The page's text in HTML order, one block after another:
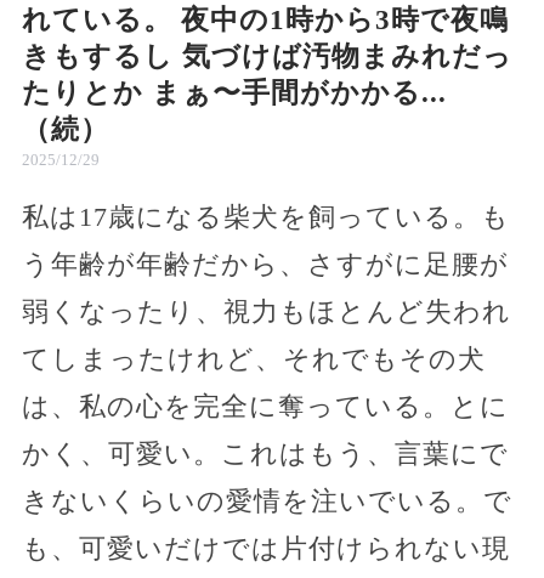
れている。 夜中の1時から3時で夜鳴
きもするし 気づけば汚物まみれだっ
たりとか まぁ〜手間がかかる...
（続）
2025/12/29
私は17歳になる柴犬を飼っている。も
う年齢が年齢だから、さすがに足腰が
弱くなったり、視力もほとんど失われ
てしまったけれど、それでもその犬
は、私の心を完全に奪っている。とに
かく、可愛い。これはもう、言葉にで
きないくらいの愛情を注いでいる。で
も、可愛いだけでは片付けられない現